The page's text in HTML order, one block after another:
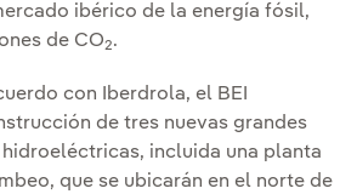
ibérico de la energía fósil,
de CO2.
con Iberdrola, el BEI
de tres nuevas grandes
incluida una planta
que se ubicarán en el norte de